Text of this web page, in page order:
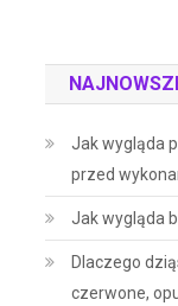
Jak wygląda
przed
Jak wygląda
Dlaczego
czerwone,